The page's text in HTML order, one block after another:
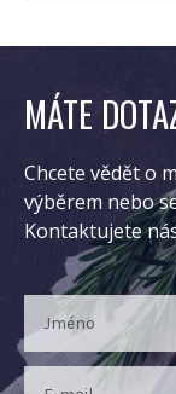
MÁTE
Chcete vědět o
výběrem nebo
Kontaktujete